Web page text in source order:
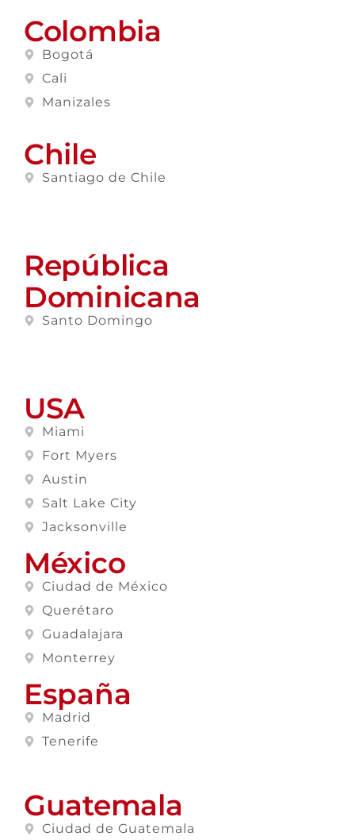
Colombia
Bogotá
Cali
Manizales
Chile
Santiago de Chile
República
Dominicana
Santo Domingo
USA
Miami
Fort Myers
Austin
Salt Lake City
Jacksonville
México
Ciudad de México
Querétaro
Guadalajara
Monterrey
España
Madrid
Tenerife
Guatemala
Ciudad de Guatemala